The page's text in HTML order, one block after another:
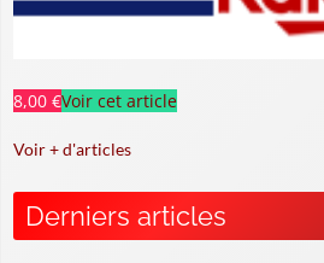
8,00 €Voir cet article
Voir + d'articles
Derniers articles